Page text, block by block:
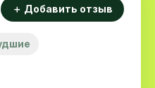
＋ Добавить отзыв